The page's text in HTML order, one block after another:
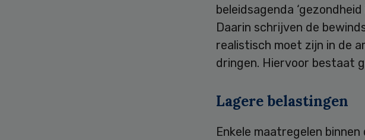
beleidsagenda
Daarin schrijven de
realistisch moet zijn in de
dringen. Hiervoor bestaat
Lagere belastingen
Enkele maatregelen